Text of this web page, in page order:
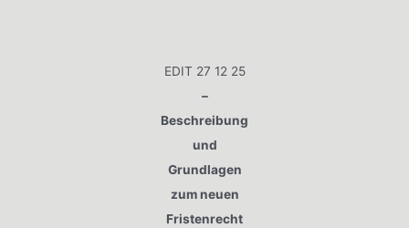
EDIT 27 12 25
–
Beschreibung
und
Grundlagen
zum neuen
Fristenrecht